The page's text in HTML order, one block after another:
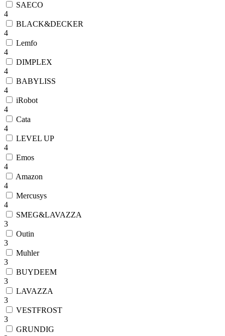
SAECO
4
BLACK&DECKER
4
Lemfo
4
DIMPLEX
4
BABYLISS
4
iRobot
4
Cata
4
LEVEL UP
4
Emos
4
Amazon
4
Mercusys
4
SMEG&LAVAZZA
3
Outin
3
Muhler
3
BUYDEEM
3
LAVAZZA
3
VESTFROST
3
GRUNDIG